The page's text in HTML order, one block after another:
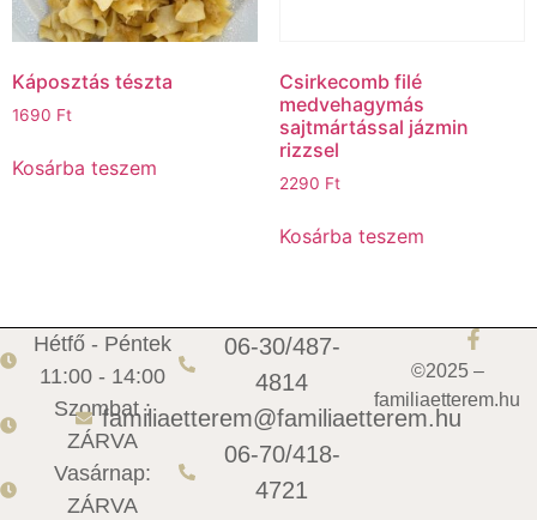
Káposztás tészta
1690 Ft
Kosárba teszem
Csirkecomb filé
medvehagymás
sajtmártással jázmin
rizzsel
2290 Ft
Kosárba teszem
Hétfő - Péntek
11:00 - 14:00
Szombat :
ZÁRVA
Vasárnap:
ZÁRVA
06-30/487-
4814
familiaetterem@familiaetterem.hu
06-70/418-
4721
©2025 –
familiaetterem.hu